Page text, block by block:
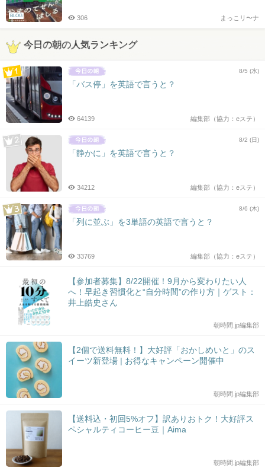
BLOG まっこリ〜ナ
306
今日の朝の人気ランキング
8/5 (水)
「バス停」を英語で言うと？
編集部（協力：eステ）
64139
8/2 (日)
「静かに」を英語で言うと？
編集部（協力：eステ）
34212
8/6 (木)
「列に並ぶ」を3単語の英語で言うと？
編集部（協力：eステ）
33769
【参加者募集】8/22開催！9月から変わりたい人
へ！早起き習慣化と“自分時間”の作り方｜ゲスト：
井上皓史さん
朝時間.jp編集部
【2個で送料無料！】大好評「おかしめいと」のス
イーツ新登場 | お得なキャンペーン開催中
朝時間.jp編集部
【送料込・初回5%オフ】訳ありおトク！大好評ス
ペシャルティコーヒー豆｜Aima
朝時間.jp編集部